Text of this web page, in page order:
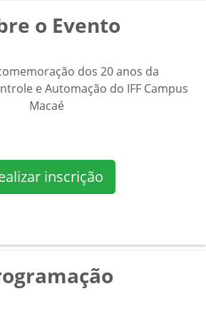
o Evento
dos 20 anos da
e Automação do IFF Campus
Macaé
inscrição